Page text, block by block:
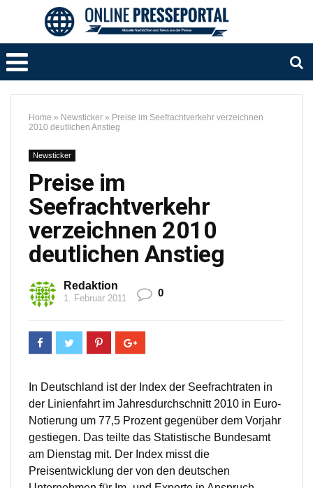
Home » Newsticker » Preise im Seefrachtverkehr verzeichnen
2010 deutlichen Anstieg
Newsticker
Preise im
Seefrachtverkehr
verzeichnen 2010
deutlichen Anstieg
Redaktion
1. Februar 2011 0
In Deutschland ist der Index der Seefrachtraten in
der Linienfahrt im Jahresdurchschnitt 2010 in Euro-
Notierung um 77,5 Prozent gegenüber dem Vorjahr
gestiegen. Das teilte das Statistische Bundesamt
am Dienstag mit. Der Index misst die
Preisentwicklung der von den deutschen